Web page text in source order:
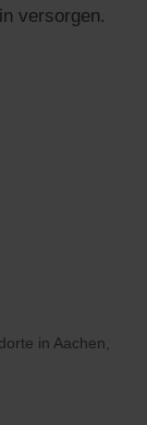
versorgen.
in Aachen,